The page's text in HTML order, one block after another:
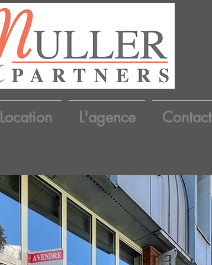
Location L'agence Contact